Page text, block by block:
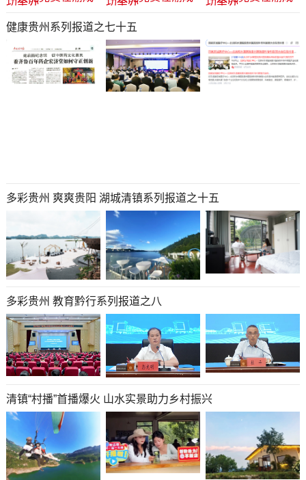
健康贵州系列报道之七十五
多彩贵州 爽爽贵阳 湖城清镇系列报道之十五
多彩贵州 教育黔行系列报道之八
清镇“村播”首播爆火 山水实景助力乡村振兴